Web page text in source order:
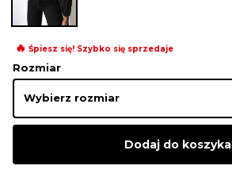
MARYNARKI
🔥 Śpiesz się! Szybko się sprzedaje
Rozmiar
Dodaj do koszyka